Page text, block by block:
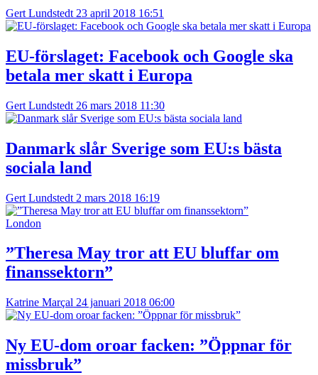
Gert Lundstedt 23 april 2018 16:51
EU-förslaget: Facebook och Google ska
betala mer skatt i Europa
Gert Lundstedt 26 mars 2018 11:30
Danmark slår Sverige som EU:s bästa
sociala land
Gert Lundstedt 2 mars 2018 16:19
London
”Theresa May tror att EU bluffar om
finanssektorn”
Katrine Marçal 24 januari 2018 06:00
Ny EU-dom oroar facken: ”Öppnar för
missbruk”